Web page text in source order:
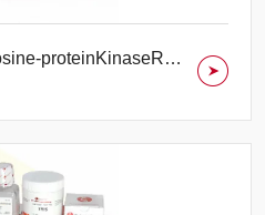
RecombinantHumanTyrosine-proteinKinaseReceptorTYRO3/DTK